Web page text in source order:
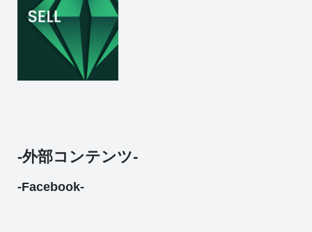
-外部コンテンツ-
-Facebook-